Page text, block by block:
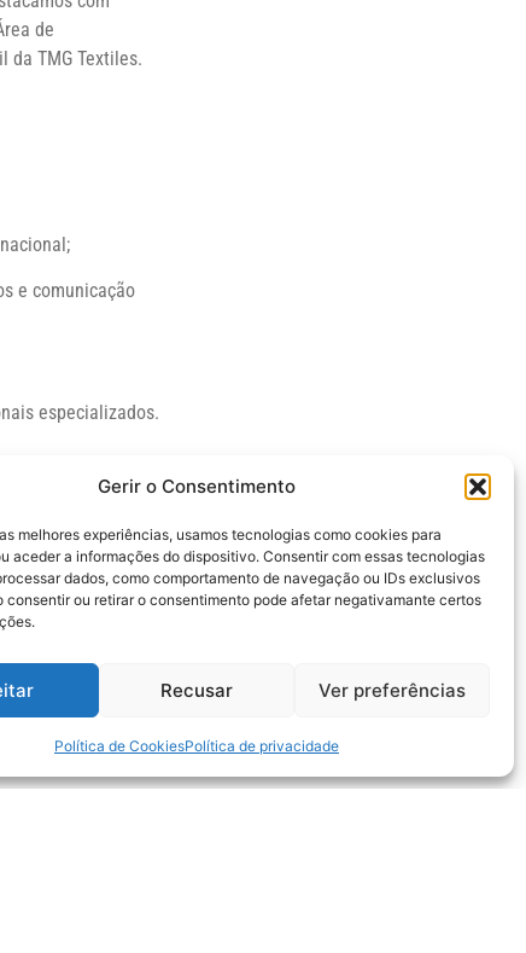
Gerir o Consentimento
melhores experiências, usamos tecnologias como cookies para
aceder a informações do dispositivo. Consentir com essas tecnologias
dados, como comportamento de navegação ou IDs exclusivos
consentir ou retirar o consentimento pode afetar negativamante certos
Recusar Ver preferências
Política de CookiesPolítica de privacidade
de
da TMG Textiles.
e comunicação
especializados.
de
criação de
diversas
da
2ª fase das